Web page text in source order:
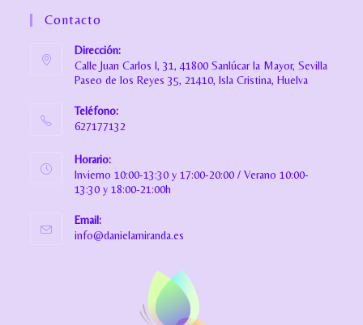
Contacto
Dirección:
Calle Juan Carlos I, 31, 41800 Sanlúcar la Mayor, Sevilla
Paseo de los Reyes 35, 21410, Isla Cristina, Huelva
Teléfono:
627177132
Horario:
Invierno 10:00-13:30 y 17:00-20:00 / Verano 10:00-
13:30 y 18:00-21:00h
Email:
info@danielamiranda.es